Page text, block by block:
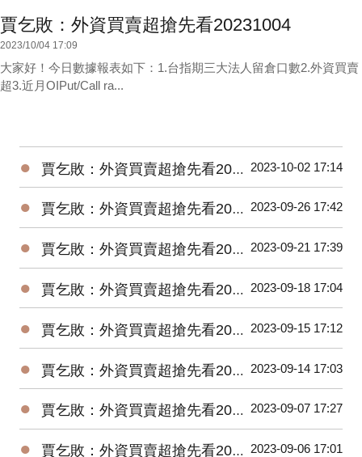
賈乞敗：外資買賣超搶先看20231004
2023/10/04 17:09
大家好！今日數據報表如下：1.台指期三大法人留倉口數2.外資買賣
超3.近月OIPut/Call ra...
● 賈乞敗：外資買賣超搶先看20231002 2023-10-02 17:14
● 賈乞敗：外資買賣超搶先看20230926 2023-09-26 17:42
● 賈乞敗：外資買賣超搶先看20230921 2023-09-21 17:39
● 賈乞敗：外資買賣超搶先看20230918 2023-09-18 17:04
● 賈乞敗：外資買賣超搶先看20230915 2023-09-15 17:12
● 賈乞敗：外資買賣超搶先看20230914 2023-09-14 17:03
● 賈乞敗：外資買賣超搶先看20230907 2023-09-07 17:27
● 賈乞敗：外資買賣超搶先看20230906 2023-09-06 17:01